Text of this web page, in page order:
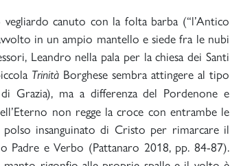
canuto con la folta barba (“l’Antico
in un ampio mantello e siede fra le nubi
Leandro nella pala per la chiesa dei Santi
Trinità Borghese sembra attingere al tipo
Grazia), ma a differenza del Pordenone e
non regge la croce con entrambe le
insanguinato di Cristo per rimarcare il
Padre e Verbo (Pattanaro 2018, pp. 84-87).